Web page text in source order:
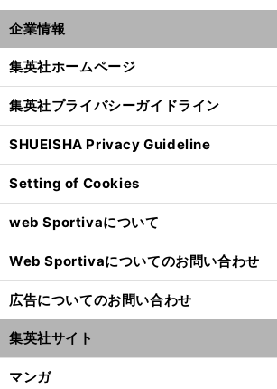
企業情報
集英社ホームページ
集英社プライバシーガイドライン
SHUEISHA Privacy Guideline
Setting of Cookies
web Sportivaについて
Web Sportivaについてのお問い合わせ
広告についてのお問い合わせ
集英社サイト
マンガ